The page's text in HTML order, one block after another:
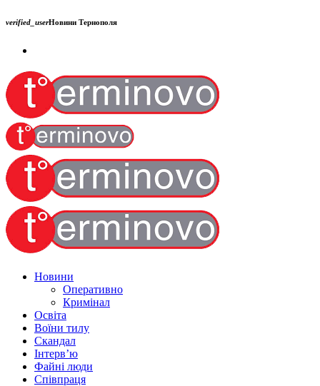
verified_userНовини Тернополя
Новини
Оперативно
Кримінал
Освіта
Воїни тилу
Скандал
Інтерв’ю
Файні люди
Співпраця